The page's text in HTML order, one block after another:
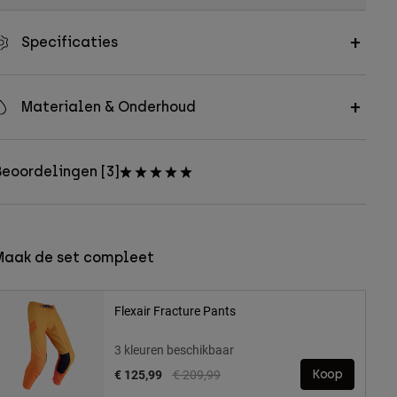
Specificaties
Materialen & Onderhoud
[3]
de set compleet
Flexair Fracture Pants
3 kleuren beschikbaar
Price reduced from
€ 209,99to
€ 125,99 Koop